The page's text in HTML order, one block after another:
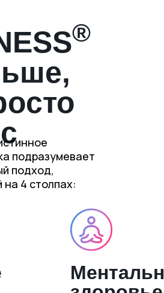
®
подразумевает
подход,
4 столпах: